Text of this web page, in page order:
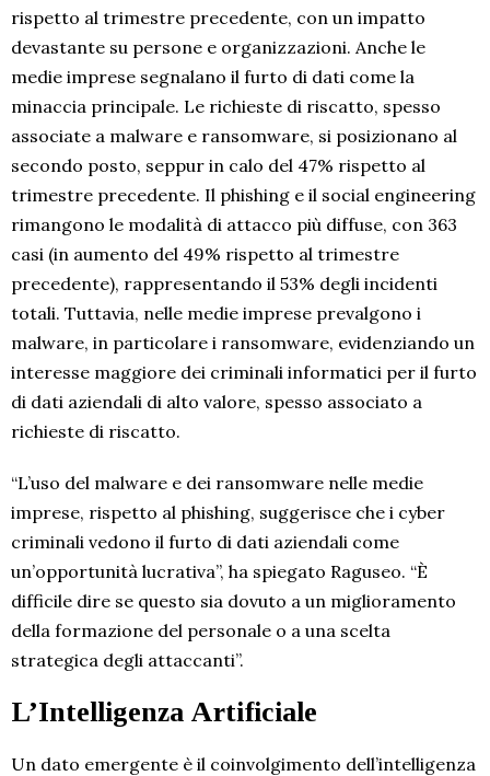
rispetto al trimestre precedente, con un impatto
devastante su persone e organizzazioni. Anche le
medie imprese segnalano il furto di dati come la
minaccia principale. Le richieste di riscatto, spesso
associate a malware e ransomware, si posizionano al
secondo posto, seppur in calo del 47% rispetto al
trimestre precedente. Il phishing e il social engineering
rimangono le modalità di attacco più diffuse, con 363
casi (in aumento del 49% rispetto al trimestre
precedente), rappresentando il 53% degli incidenti
totali. Tuttavia, nelle medie imprese prevalgono i
malware, in particolare i ransomware, evidenziando un
interesse maggiore dei criminali informatici per il furto
di dati aziendali di alto valore, spesso associato a
richieste di riscatto.
“L’uso del malware e dei ransomware nelle medie
imprese, rispetto al phishing, suggerisce che i cyber
criminali vedono il furto di dati aziendali come
un’opportunità lucrativa”, ha spiegato Raguseo. “È
difficile dire se questo sia dovuto a un miglioramento
della formazione del personale o a una scelta
strategica degli attaccanti”.
L’Intelligenza Artificiale
Un dato emergente è il coinvolgimento dell’intelligenza